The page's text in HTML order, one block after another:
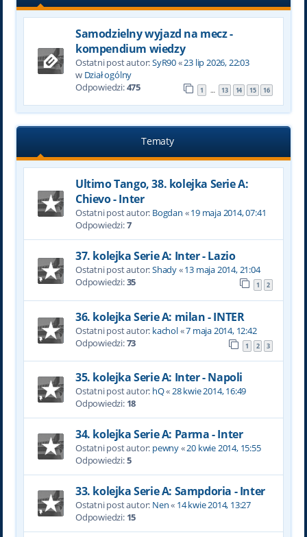
Samodzielny wyjazd na mecz -
kompendium wiedzy
Ostatni post autor:SyR90«23 lip 2026, 22:03
w Dział ogólny
Odpowiedzi:475 1 … 13 14 15 16
Tematy
Ultimo Tango, 38. kolejka Serie A:
Chievo - Inter
Ostatni post autor: Bogdan «19 maja 2014, 07:41
Odpowiedzi:7
37. kolejka Serie A: Inter - Lazio
Ostatni post autor:Shady«13 maja 2014, 21:04
Odpowiedzi:35 1 2
36. kolejka Serie A: milan - INTER
Ostatni post autor: kachol«7 maja 2014, 12:42
Odpowiedzi:73 1 2 3
35. kolejka Serie A: Inter - Napoli
Ostatni post autor: hQ«28 kwie 2014, 16:49
Odpowiedzi: 18
34. kolejka Serie A: Parma - Inter
Ostatni post autor: pewny«20 kwie 2014, 15:55
Odpowiedzi:5
33. kolejka Serie A: Sampdoria - Inter
Ostatni post autor: Nen« 14 kwie 2014, 13:27
Odpowiedzi: 15